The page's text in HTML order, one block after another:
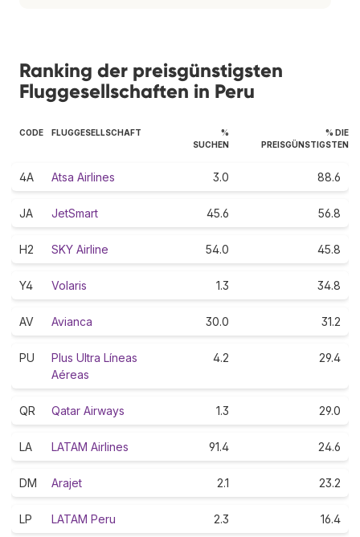
Ranking der preisgünstigsten
Fluggesellschaften in Peru
CODE FLUGGESELLSCHAFT
%
SUCHEN
% DIE
PREISGÜNSTIGSTEN
4A Atsa Airlines 3.0 88.6
JA JetSmart 45.6 56.8
H2 SKY Airline 54.0 45.8
Y4 Volaris 1.3 34.8
AV Avianca 30.0 31.2
PU
Plus Ultra Líneas
Aéreas
4.2 29.4
QR Qatar Airways 1.3 29.0
LA LATAM Airlines 91.4 24.6
DM Arajet 2.1 23.2
LP LATAM Peru 2.3 16.4